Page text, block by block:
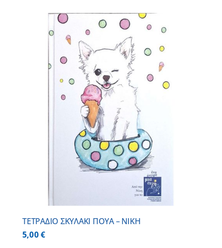
ΤΕΤΡΑΔΙΟ ΣΚΥΛΑΚΙ ΠΟΥΑ – ΝΙΚΗ
5,00€